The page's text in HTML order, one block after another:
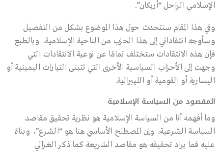
الإسلامي الراحل “أربكان”.
وفي هذا المقام سنتحدث حول هذا الموضوع بشكل من التفصيل
وسأوجه انتقاداتي إلى هذا الحزب من الناحية الإسلامية، وبالطبع
فإن هذه الانتقادات ستختلف تمامًا عن نوعية الانتقادات التي
وجهت إلى الأحزاب السياسية الأخرى التي تتبنى التيارات اليمينية أو
اليسارية أو القومية أو الليبرالية.
المقصود من السياسة الإسلامية
وما أفهمه أنا من السياسة الإسلامية هو نظرية تحقيق مقاصد
السياسة الشرعية، وإن المصطلح الأساسي هنا هو “الشرع”، وبناءً
عليه فما يراد تحقيقه هو مقاصد الشريعة كما ذكر الغزالي